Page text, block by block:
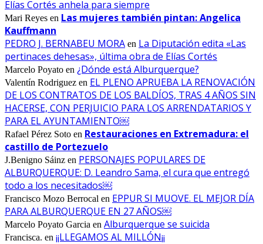
Elías Cortés anhela para siempre
Mari Reyes en Las mujeres también pintan: Angelica
Kauffmann
PEDRO J. BERNABEU MORA en La Diputación edita «Las
pertinaces dehesas», última obra de Elías Cortés
Marcelo Poyato en ¿Dónde está Alburquerque?
Valentín Rodriguez en EL PLENO APRUEBA LA RENOVACIÓN
DE LOS CONTRATOS DE LOS BALDÍOS, TRAS 4 AÑOS SIN
HACERSE, CON PERJUICIO PARA LOS ARRENDATARIOS Y
PARA EL AYUNTAMIENTO￼
Rafael Pérez Soto en Restauraciones en Extremadura: el
castillo de Portezuelo
J.Benigno Sáinz en PERSONAJES POPULARES DE
ALBURQUERQUE: D. Leandro Sama, el cura que entregó
todo a los necesitados￼
Francisco Mozo Berrocal en EPPUR SI MUOVE. EL MEJOR DÍA
PARA ALBURQUERQUE EN 27 AÑOS￼
Marcelo Poyato Garcia en Alburquerque se suicida
Francisca. en ¡¡LLEGAMOS AL MILLÓN¡¡